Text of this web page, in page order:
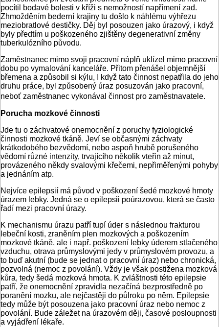
pocítil bodavé bolesti v kříži s nemožností napřímení zad.
Zhmožděním bederní krajiny tu došlo k náhlému výhřezu
meziobratlové destičky. Děj byl posouzen jako úrazový, i když
byly předtím u poškozeného zjištěny degenerativní změny
tuberkulózního původu.
Zaměstnanec mimo svoji pracovní náplň uklízel mimo pracovní
dobu po vymalování kanceláře. Přitom přenášel objemnější
břemena a způsobil si kýlu, I když tato činnost nepatřila do jeho
druhu práce, byl způsobený úraz posuzován jako pracovní,
neboť zaměstnanec vykonával činnost pro zaměstnavatele.
Porucha mozkové činnosti
Jde tu o záchvatové onemocnění z poruchy fyziologické
činnosti mozkové tkáně. Jeví se občasnými záchvaty
krátkodobého bezvědomí, nebo aspoň hrubě porušeného
vědomí různé intenzity, trvajícího několik vteřin až minut,
provázeného někdy svalovými křečemi, nepřiměřenými pohyby
a jednáním atp.
Nejvíce epilepsií má původ v poškození šedé mozkové hmoty
úrazem lebky. Jedná se o epilepsii poúrazovou, která se často
řadí mezi pracovní úrazy.
K mechanismu úrazu patří tupí úder s následnou frakturou
lebeční kosti, zraněním plen mozkových a poškozením
mozkové tkáně, ale i např. poškození lebky úderem stlačeného
vzduchu, otrava průmyslovými jedy v průmyslovém provozu, a
to buď akutní (bude se jednat o pracovní úraz) nebo chronická,
pozvolná (nemoc z povolání). Vždy je však postižena mozková
kůra, tedy šedá mozková hmota. K zvláštnosti této epilepsie
patří, že onemocnění zpravidla nezačíná bezprostředně po
poranění mozku, ale nejčastěji do půlroku po něm. Epilepsie
tedy může být posouzena jako pracovní úraz nebo nemoc z
povolání. Bude záležet na úrazovém ději, časové posloupnosti
a vyjádření lékaře.